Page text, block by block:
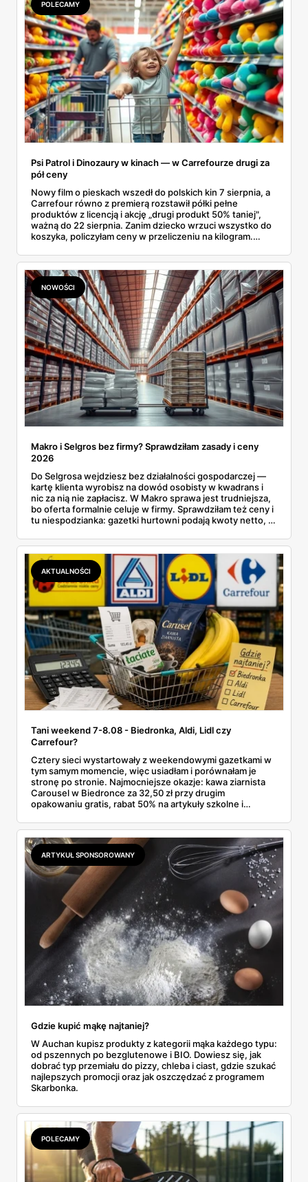
POLECAMY
Psi Patrol i Dinozaury w kinach — w Carrefourze drugi za
pół ceny
Nowy film o pieskach wszedł do polskich kin 7 sierpnia, a
Carrefour równo z premierą rozstawił półki pełne
produktów z licencją i akcję „drugi produkt 50% taniej",
ważną do 22 sierpnia. Zanim dziecko wrzuci wszystko do
koszyka, policzyłam ceny w przeliczeniu na kilogram.
prawie 140 zł za kilogram, ale lody do mrożenia i rurki
waflowe bronią się nawet bez rabatu.
NOWOŚCI
Makro i Selgros bez firmy? Sprawdziłam zasady i ceny
2026
Do Selgrosa wejdziesz bez działalności gospodarczej —
kartę klienta wyrobisz na dowód osobisty w kwadrans i
nic za nią nie zapłacisz. W Makro sprawa jest trudniejsza,
bo oferta formalnie celuje w firmy. Sprawdziłam też ceny i
tu niespodzianka: gazetki hurtowni podają kwoty netto, a
zawsze wygrywa — ta sama kawa ziarnista kosztuje w
Makro ponad dwa razy więcej niż w weekendowej
promocji dyskontu.
AKTUALNOŚCI
Tani weekend 7-8.08 - Biedronka, Aldi, Lidl czy
Carrefour?
Cztery sieci wystartowały z weekendowymi gazetkami w
tym samym momencie, więc usiadłam i porównałam je
stronę po stronie. Najmocniejsze okazje: kawa ziarnista
Carousel w Biedronce za 32,50 zł przy drugim
opakowaniu gratis, rabat 50% na artykuły szkolne i
2,99 zł za kilogram, ale wyłącznie w sobotę z aplikacją. Aldi
odpowiada masłem za 2,99 zł. Werdykt w skrócie:
najwięcej wyciśniesz z Biedronki, po świeże warzywa jedź
do Aldi.
ARTYKUŁ SPONSOROWANY
Gdzie kupić mąkę najtaniej?
W Auchan kupisz produkty z kategorii mąka każdego typu:
od pszennych po bezglutenowe i BIO. Dowiesz się, jak
dobrać typ przemiału do pizzy, chleba i ciast, gdzie szukać
najlepszych promocji oraz jak oszczędzać z programem
Skarbonka.
POLECAMY